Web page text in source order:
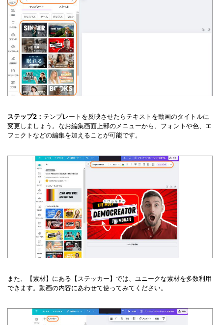
ステップ2： テンプレートを反映させたらテキストを動画のタイトルに
変更しましょう。なお編集画面上部のメニューから、フォントや色、エ
フェクトなどの編集を加えることが可能です。
また、【素材】にある【ステッカー】では、ユニークな素材を多数利用
できます。動画の内容にあわせて使ってみてください。